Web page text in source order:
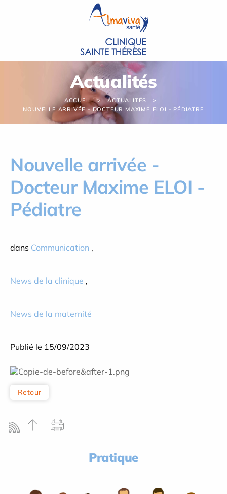
Actualités
ACCUEIL
ACTUALITÉS
NOUVELLE ARRIVÉE - DOCTEUR MAXIME ELOI - PÉDIATRE
Nouvelle arrivée -
Docteur Maxime ELOI -
Pédiatre
dans Communication ,
News de la clinique ,
News de la maternité
Publié le 15/09/2023
Retour
Pratique
Panneau de gestion des cookies